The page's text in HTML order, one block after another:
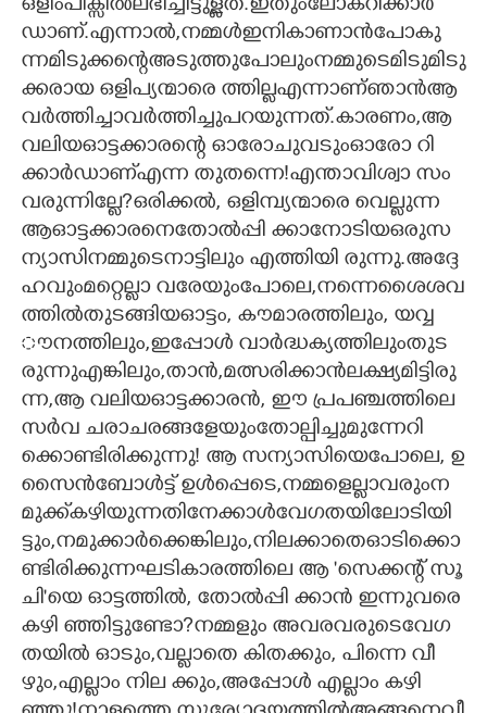
ഒ​ളി​ം​പി​ക്സി​ൽ​ല​ഭി​ച്ചി​ട്ടു​ള്ള​ത്.​ഇ​തും​ലോ​ക​റി​ക്കാ​ർ​
ഡാ​ണ്.​എ​ന്നാ​ൽ,​ന​മ്മ​ൾ​ഇ​നി​കാ​ണാ​ൻ​പോ​കു​
ന്ന​മി​ടു​ക്ക​ന്റെ​അ​ടു​ത്തു​പോ​ലും​ന​മ്മു​ടെ​മി​ടു​മി​ടു​
ക്ക​രാ​യ​ ​ഒ​ളി​പ്യ​ന്മാ​രെ​ ​ത്തി​ല്ല​എ​ന്നാ​ണ്ഞാ​ൻ​ആ​
വ​ർ​ത്തി​ച്ചാ​വ​ർ​ത്തി​ച്ചു​പ​റ​യു​ന്ന​ത്.​കാ​ര​ണം,​ആ​ ​
വ​ലി​യ​ഓ​ട്ട​ക്കാ​ര​ന്റെ​ ​ഓ​രോ​ചു​വ​ടും​ഓ​രോ​ ​റി​
ക്കാ​ർ​ഡാ​ണ്എ​ന്ന​ ​തു​ത​ന്നെ​!​എ​ന്താ​വി​ശ്വാ​ ​സം​
വ​രു​ന്നി​ല്ലേ​?​ഒ​രി​ക്ക​ൽ,​ ​ഒ​ളി​മ്പ്യ​ന്മാ​രെ​ ​വെ​ല്ലു​ന്ന​ ​
ആ​ഓ​ട്ട​ക്കാ​ര​നെ​തോ​ൽ​പ്പി​ ​ക്കാ​നോ​ടി​യ​ഒ​രു​സ​
ന്യാ​സി​ന​മ്മു​ടെ​നാ​ട്ടി​ലും​ ​എ​ത്തി​യി​ ​രു​ന്നു.​അ​ദ്ദേ​
ഹ​വും​മ​റ്റെ​ല്ലാ​ ​വ​രേ​യും​പോ​ലെ,​ന​ന്നെ​ശൈ​ശ​വ​
ത്തി​ൽ​തു​ട​ങ്ങി​യ​ഓ​ട്ടം,​ ​കൗ​മാ​ര​ത്തി​ലും,​ ​യ​വ്വ​
ൗന​ത്തി​ലും,​ഇ​പ്പോ​ൾ​ ​വാ​ർ​ദ്ധ​ക്യ​ത്തി​ലും​തു​ട​
രു​ന്നു​എ​ങ്കി​ലും,​താ​ൻ,​മ​ത്സ​രി​ക്കാ​ൻ​ല​ക്ഷ്യ​മി​ട്ടി​രു​
ന്ന,​ആ​ ​വ​ലി​യ​ഓ​ട്ട​ക്കാ​ര​ൻ,​ ​ഈ​ ​പ്ര​പ​ഞ്ച​ത്തി​ലെ​ ​
സ​ർ​വ​ ​ച​രാ​ച​ര​ങ്ങ​ളേ​യും​തോ​ല്പി​ച്ചു​മു​ന്നേ​റി​
ക്കൊ​ണ്ടി​രി​ക്കു​ന്നു!​ ​ആ​ ​സ​ന്യാ​സി​യെ​പോ​ലെ,​ ​ഉ​
സൈ​ൻ​ബോ​ൾ​ട്ട് ​ഉ​ൾ​പ്പെ​ടെ,​ന​മ്മ​ളെ​ല്ലാ​വ​രും​ന​
മു​ക്ക്ക​ഴി​യു​ന്ന​തി​നേ​ക്കാ​ൾ​വേ​ഗ​ത​യി​ലോ​ടി​യി​
ട്ടും,​ന​മു​ക്കാ​ർ​ക്കെ​ങ്കി​ലും,​നി​ല​ക്കാ​തെ​ഓ​ടി​ക്കൊ​
ണ്ടി​രി​ക്കു​ന്ന​ഘ​ടി​കാ​ര​ത്തി​ലെ​ ​ആ​ ​'​സെ​ക്ക​ന്റ് ​സൂ​
ചി"യെ​ ​ഓ​ട്ട​ത്തി​ൽ,​ ​തോ​ൽ​പ്പി​ ​ക്കാ​ൻ​ ​ഇ​ന്നു​വ​രെ​ ​
ക​ഴി​ ​ഞ്ഞി​ട്ടു​ണ്ടോ​?​ന​മ്മ​ളും​ ​അ​വ​ര​വ​രു​ടെ​വേ​ഗ​
ത​യി​ൽ​ ​ഓ​ടും,​വ​ല്ലാ​തെ​ ​കി​ത​ക്കും,​ ​പി​ന്നെ​ ​വീ​
ഴും,​എ​ല്ലാം​ ​നി​ല​ ​ക്കും,​അ​പ്പോ​ൾ​ ​എ​ല്ലാം​ ​ക​ഴി​